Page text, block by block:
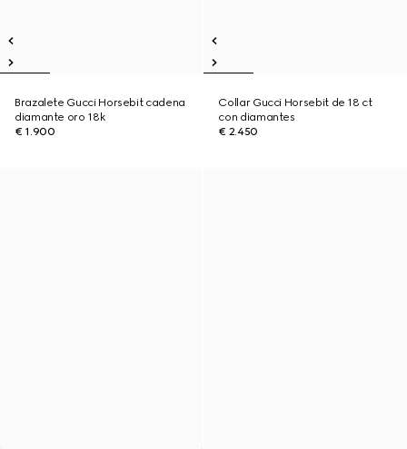
Brazalete Gucci Horsebit cadena
diamante oro 18k
€ 1.900
Collar Gucci Horsebit de 18 ct
con diamantes
€ 2.450